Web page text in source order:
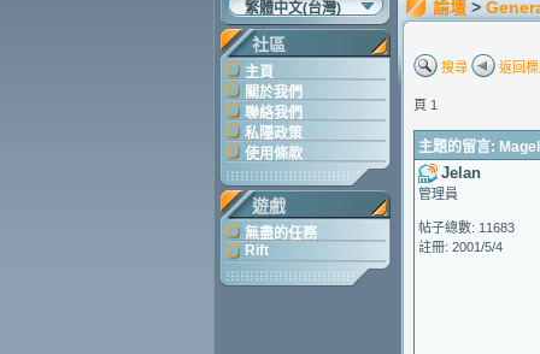
繁體中文(台灣)
社區
主頁
關於我們
聯絡我們
私隱政策
使用條款
遊戲
無盡的任務
Rift
論壇 >
搜尋 返回
頁 1
主題的留言:
Jelan
管理員
帖子總數: 11683
註冊: 2001/5/4